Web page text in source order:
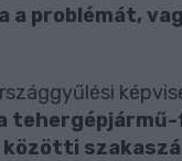
a problémát,
közötti